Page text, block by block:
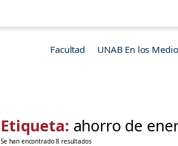
Facultad UNAB En los
Etiqueta: ahorro de
Se han encontrado 8 resultados